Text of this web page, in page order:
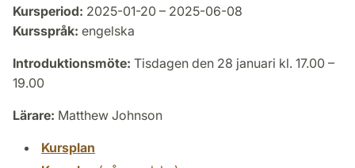
Kursperiod: 2025-01-20 – 2025-06-08
Kursspråk: engelska
Introduktionsmöte: Tisdagen den 28 januari kl. 17.00 –
19.00
Lärare: Matthew Johnson
Kursplan